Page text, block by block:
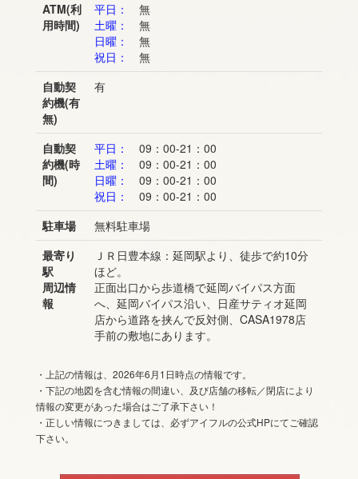
ATM(利
用時間)
平日：
無
土曜：
無
日曜：
無
祝日：
無
自動契
約機(有
無)
有
自動契
約機(時
間)
平日：
09：00-21：00
土曜：
09：00-21：00
日曜：
09：00-21：00
祝日：
09：00-21：00
駐車場
無料駐車場
最寄り
駅
周辺情
報
ＪＲ日豊本線：延岡駅より、徒歩で約10分
ほど。
正面出口から歩道橋で延岡バイパス方面
へ、延岡バイパス沿い、日産サティオ延岡
店から道路を挟んで反対側、CASA1978店
手前の敷地にあります。
・上記の情報は、2026年6月1日時点の情報です。
・下記の地図を含む情報の間違い、及び店舗の移転／閉店により
情報の変更があった場合はご了承下さい！
・正しい情報につきましては、必ずアイフルの公式HPにてご確認
下さい。